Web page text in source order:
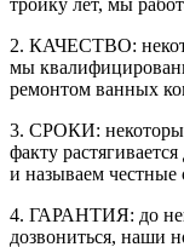
2. КАЧЕСТВО:
мы
ремонтом ванных
3. СРОКИ:
факту
и называем
4. ГАРАНТИЯ: до
дозвониться, наши